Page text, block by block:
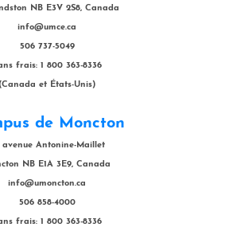
NB E3V 2S8, Canada
info@umce.ca
506 737-5049
frais: 1 800 363-8336
et États-Unis)
de Moncton
avenue Antonine-Maillet
NB E1A 3E9, Canada
info@umoncton.ca
506 858-4000
frais: 1 800 363-8336